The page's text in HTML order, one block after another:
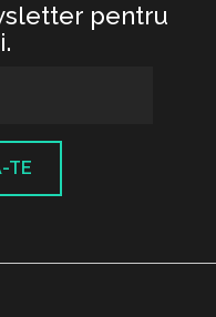
pentru
TE